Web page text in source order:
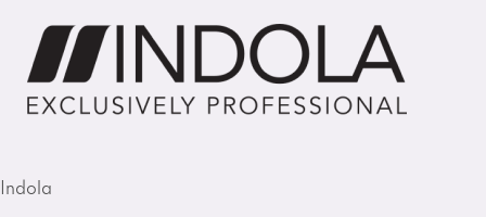
Indola